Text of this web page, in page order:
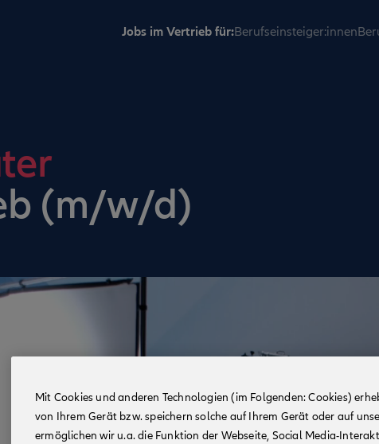
Jobs im Vertrieb für:Berufseinsteiger:innen
(m/w/d)
Mit Cookies und anderen Technologien (im Folgenden: Cookies)
von Ihrem Gerät bzw. speichern solche auf Ihrem Gerät oder auf
ermöglichen wir u.a. die Funktion der Webseite, Social Media-